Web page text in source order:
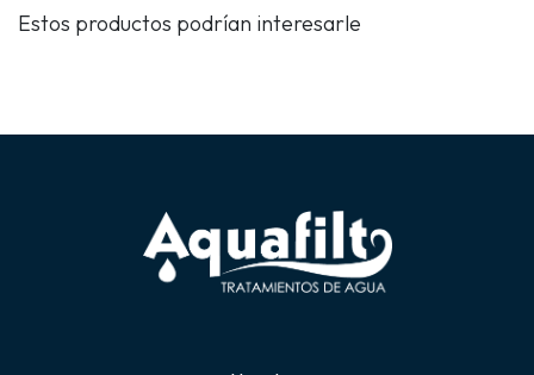
Estos productos podrían interesarle